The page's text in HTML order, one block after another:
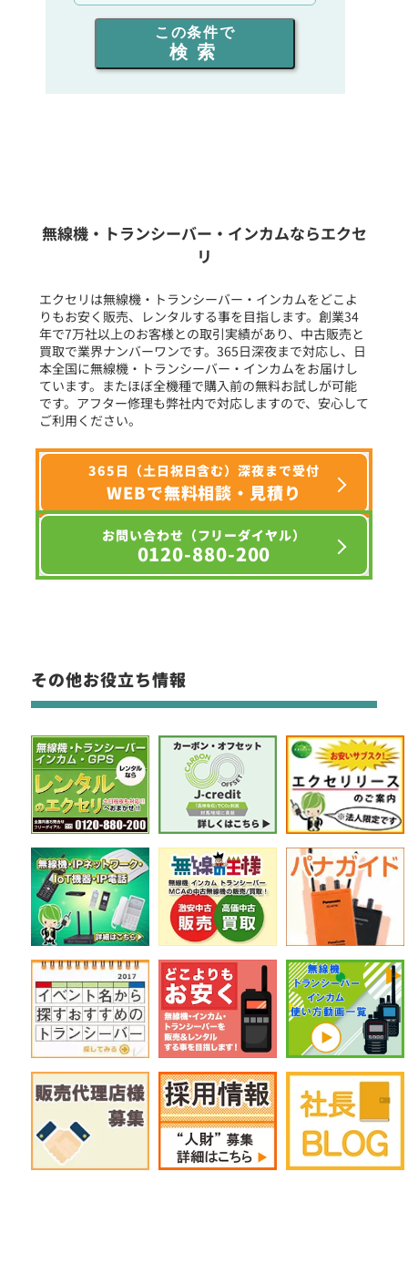
出力を選ぶ
同時通話人数を選ぶ
フリーワード入力(製品名等)
選択条件をリセット
この条件で
検索
無線機・トランシーバー・インカムならエクセ
リ
エクセリは無線機・トランシーバー・インカムをどこよ
りもお安く販売、レンタルする事を目指します。創業34
年で7万社以上のお客様との取引実績があり、中古販売と
買取で業界ナンバーワンです。365日深夜まで対応し、日
本全国に無線機・トランシーバー・インカムをお届けし
ています。またほぼ全機種で購入前の無料お試しが可能
です。アフター修理も弊社内で対応しますので、安心して
ご利用ください。
365日（土日祝日含む）深夜まで受付
WEBで無料相談・見積り
お問い合わせ（フリーダイヤル）
0120-880-200
その他お役立ち情報